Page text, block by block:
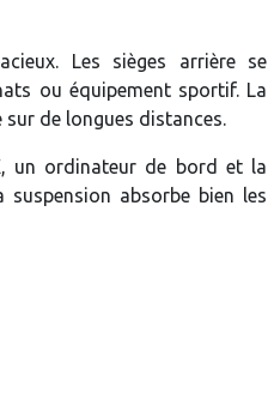
Les sièges arrière se
ou équipement sportif. La
de longues distances.
un ordinateur de bord et la
suspension absorbe bien les